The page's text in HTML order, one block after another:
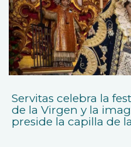
Servitas celebra la
de la Virgen y la
preside la capilla de